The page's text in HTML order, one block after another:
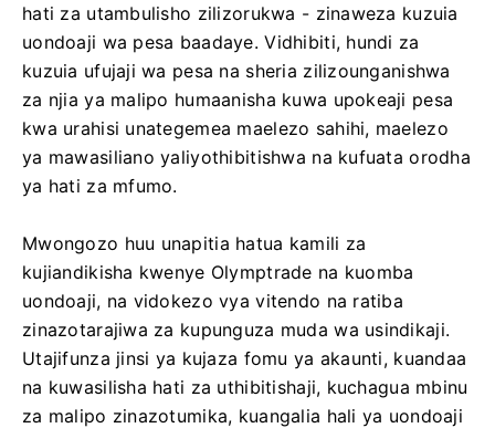
hati za utambulisho zilizorukwa - zinaweza kuzuia
uondoaji wa pesa baadaye. Vidhibiti, hundi za
kuzuia ufujaji wa pesa na sheria zilizounganishwa
za njia ya malipo humaanisha kuwa upokeaji pesa
kwa urahisi unategemea maelezo sahihi, maelezo
ya mawasiliano yaliyothibitishwa na kufuata orodha
ya hati za mfumo.
Mwongozo huu unapitia hatua kamili za
kujiandikisha kwenye Olymptrade na kuomba
uondoaji, na vidokezo vya vitendo na ratiba
zinazotarajiwa za kupunguza muda wa usindikaji.
Utajifunza jinsi ya kujaza fomu ya akaunti, kuandaa
na kuwasilisha hati za uthibitishaji, kuchagua mbinu
za malipo zinazotumika, kuangalia hali ya uondoaji